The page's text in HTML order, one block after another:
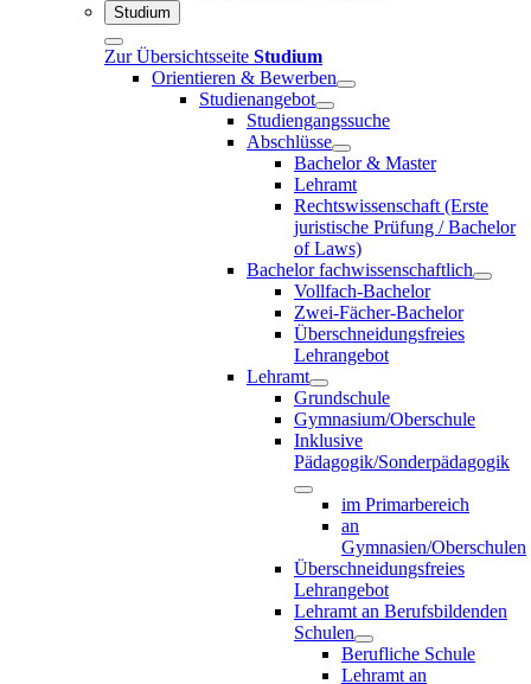
Studium
Zur Übersichtsseite Studium
Orientieren & Bewerben
Studienangebot
Studiengangssuche
Abschlüsse
Bachelor & Master
Lehramt
Rechtswissenschaft (Erste
juristische Prüfung / Bachelor
of Laws)
Bachelor fachwissenschaftlich
Vollfach-Bachelor
Zwei-Fächer-Bachelor
Überschneidungsfreies
Lehrangebot
Lehramt
Grundschule
Gymnasium/Oberschule
Inklusive
Pädagogik/Sonderpädagogik
im Primarbereich
an
Gymnasien/Oberschulen
Überschneidungsfreies
Lehrangebot
Lehramt an Berufsbildenden
Schulen
Berufliche Schule
Lehramt an